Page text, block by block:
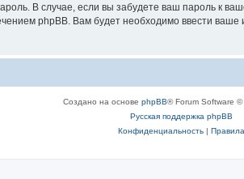
В случае, если вы забудете ваш пароль к
phpBB. Вам будет необходимо ввести
Создано на основе phpBB® Forum Software ©
Русская поддержка phpBB
Конфиденциальность| Правила